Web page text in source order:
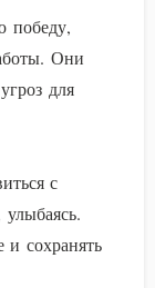
победу,
Они
для
с
сохранять